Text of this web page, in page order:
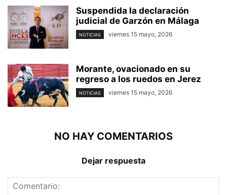
Suspendida la declaración
judicial de Garzón en Málaga
NOTICIAS viernes 15 mayo, 2026
Morante, ovacionado en su
regreso a los ruedos en Jerez
NOTICIAS viernes 15 mayo, 2026
NO HAY COMENTARIOS
Dejar respuesta